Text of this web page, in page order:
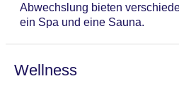
Abwechslung bieten
ein Spa und eine Sauna.
Wellness